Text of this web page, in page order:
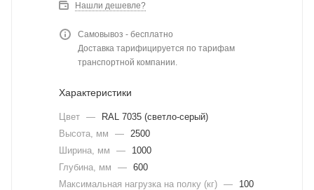
Нашли дешевле?
Самовывоз - бесплатно
Доставка тарифицируется по тарифам
транспортной компании.
Характеристики
Цвет —
RAL 7035 (светло-серый)
Высота, мм
— 2500
Ширина, мм
—
1000
Глубина, мм
— 600
Максимальная нагрузка на полку (кг) —
100